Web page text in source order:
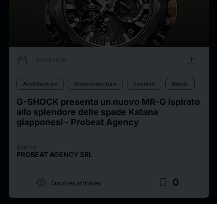
calendar_today 14/01/2025 upload
Architecture Bioarchitecture Fashion Music
G-SHOCK presenta un nuovo MR-G ispirato
allo splendore delle spade Katana
giapponesi - Probeat Agency
Source
PROBEAT AGENCY SRL
target Discover affinities bookmark_border 0